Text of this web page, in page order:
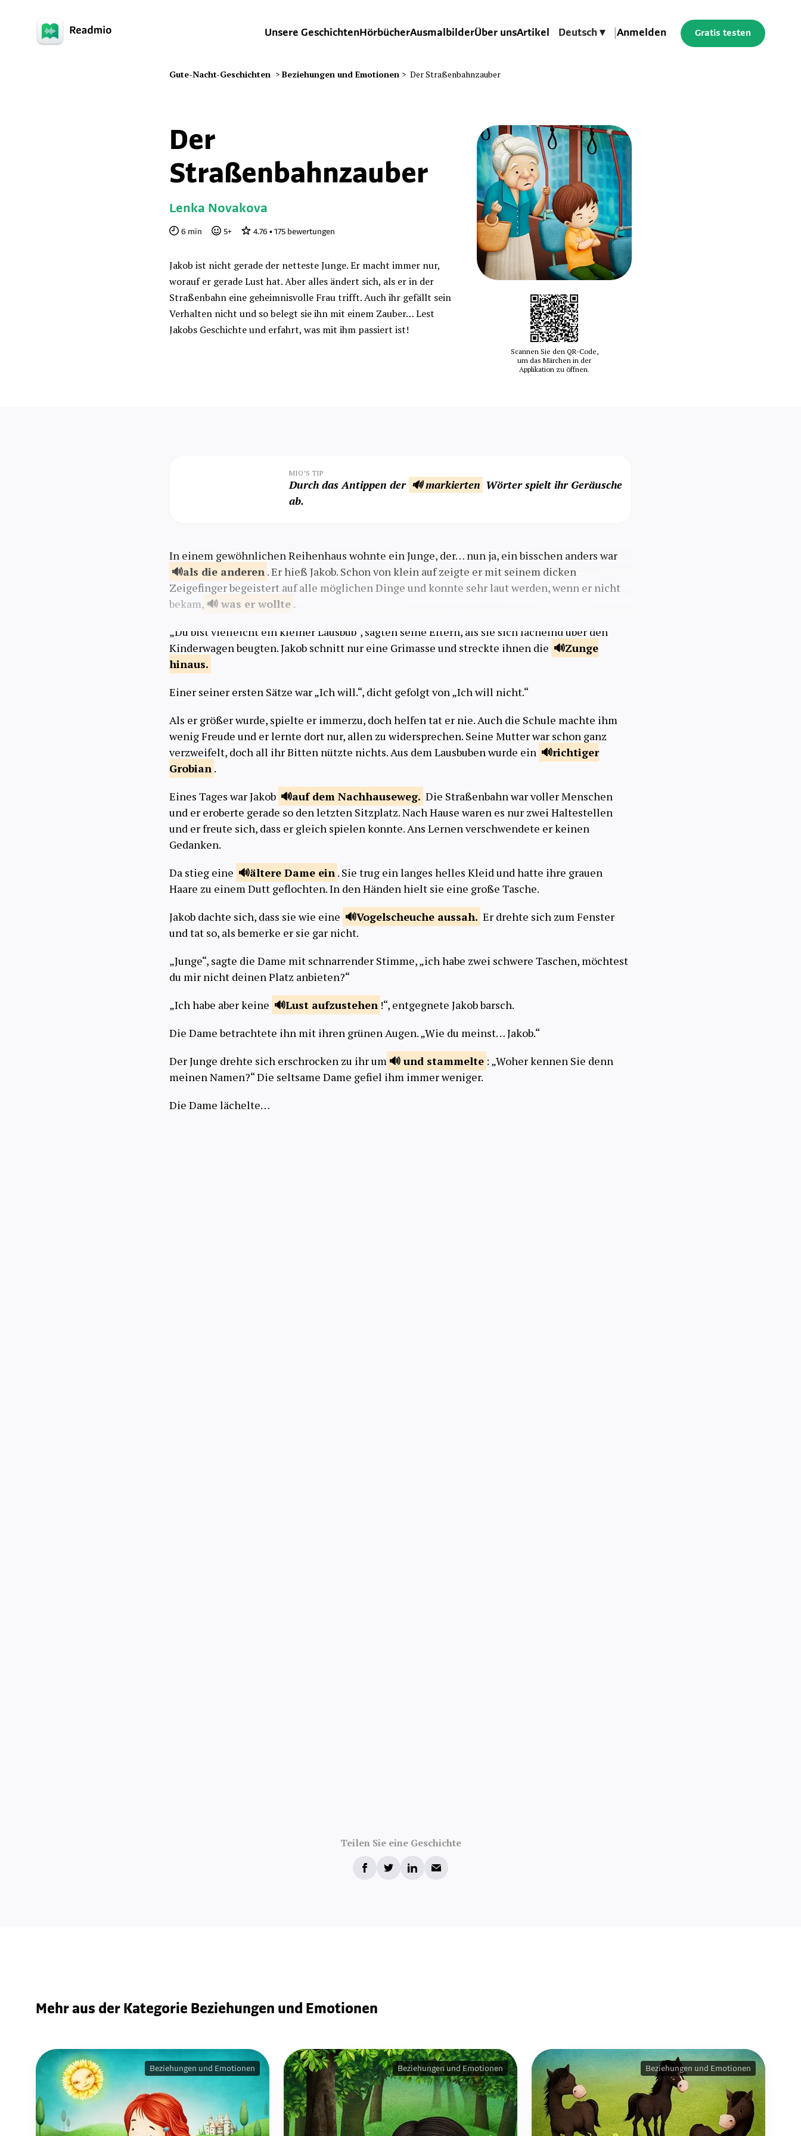
Unsere GeschichtenHörbücherAusmalbilderÜber unsArtikel Deutsch ▾ Anmelden Gratis testen
Gute-Nacht-Geschichten > Beziehungen und Emotionen > Der Straßenbahnzauber
Der
Straßenbahnzauber
Lenka Novakova
6 min 5+ 4.76 • 175 bewertungen
Jakob ist nicht gerade der netteste Junge. Er macht immer nur,
worauf er gerade Lust hat. Aber alles ändert sich, als er in der
Straßenbahn eine geheimnisvolle Frau trifft. Auch ihr gefällt sein
Verhalten nicht und so belegt sie ihn mit einem Zauber… Lest
Jakobs Geschichte und erfahrt, was mit ihm passiert ist!
Scannen Sie den QR-Code,
um das Märchen in der
Applikation zu öffnen.
MIO’S TIP
Durch das Antippen der 🔊 markierten Wörter spielt ihr Geräusche
ab.
In einem gewöhnlichen Reihenhaus wohnte ein Junge, der… nun ja, ein bisschen anders war
als die anderen . Er hieß Jakob. Schon von klein auf zeigte er mit seinem dicken
Zeigefinger begeistert auf alle möglichen Dinge und konnte sehr laut werden, wenn er nicht
bekam,
was er wollte .
„Du bist vielleicht ein kleiner Lausbub“, sagten seine Eltern, als sie sich lächelnd über den
Kinderwagen beugten. Jakob schnitt nur eine Grimasse und streckte ihnen die
Zunge
hinaus.
Einer seiner ersten Sätze war „Ich will.“, dicht gefolgt von „Ich will nicht.“
Als er größer wurde, spielte er immerzu, doch helfen tat er nie. Auch die Schule machte ihm
wenig Freude und er lernte dort nur, allen zu widersprechen. Seine Mutter war schon ganz
verzweifelt, doch all ihr Bitten nützte nichts. Aus dem Lausbuben wurde ein
richtiger
Grobian .
Eines Tages war Jakob
auf dem Nachhauseweg. Die Straßenbahn war voller Menschen
und er eroberte gerade so den letzten Sitzplatz. Nach Hause waren es nur zwei Haltestellen
und er freute sich, dass er gleich spielen konnte. Ans Lernen verschwendete er keinen
Gedanken.
Da stieg eine
ältere Dame ein . Sie trug ein langes helles Kleid und hatte ihre grauen
Haare zu einem Dutt geflochten. In den Händen hielt sie eine große Tasche.
Jakob dachte sich, dass sie wie eine
Vogelscheuche aussah. Er drehte sich zum Fenster
und tat so, als bemerke er sie gar nicht.
„Junge“, sagte die Dame mit schnarrender Stimme, „ich habe zwei schwere Taschen, möchtest
du mir nicht deinen Platz anbieten?“
„Ich habe aber keine
Lust aufzustehen !“, entgegnete Jakob barsch.
Die Dame betrachtete ihn mit ihren grünen Augen. „Wie du meinst… Jakob.“
Der Junge drehte sich erschrocken zu ihr um
und stammelte : „Woher kennen Sie denn
meinen Namen?“ Die seltsame Dame gefiel ihm immer weniger.
Die Dame lächelte…
Teilen Sie eine Geschichte
Mehr aus der Kategorie Beziehungen und Emotionen
Beziehungen und Emotionen Beziehungen und Emotionen Beziehungen und Emotionen